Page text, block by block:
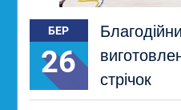
БЕР
26
стрічок